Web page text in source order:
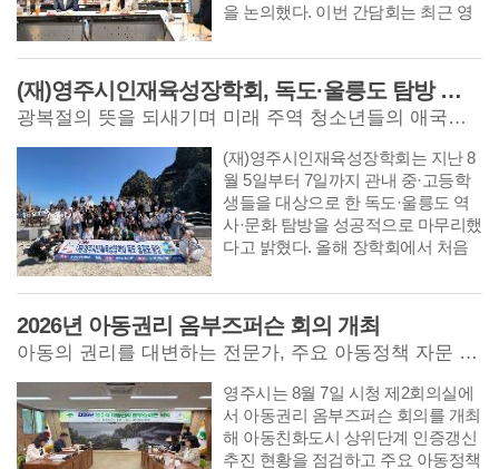
을 논의했다. 이번 간담회는 최근 영
정 지원 등에 관한
(재)영주시인재육성장학회, 독도·울릉도 탐방 성공적 마무리
광복절의 뜻을 되새기며 미래 주역 청소년들의 애국심 및 국토 수호 의지 다져
(재)영주시인재육성장학회는 지난 8
월 5일부터 7일까지 관내 중·고등학
생들을 대상으로 한 독도·울릉도 역
사·문화 탐방을 성공적으로 마무리했
다고 밝혔다. 올해 장학회에서 처음
을 되찾은 광복절의
2026년 아동권리 옴부즈퍼슨 회의 개최
아동의 권리를 대변하는 전문가, 주요 아동정책 자문 나서...
영주시는 8월 7일 시청 제2회의실에
서 아동권리 옴부즈퍼슨 회의를 개최
해 아동친화도시 상위단계 인증갱신
추진 현황을 점검하고 주요 아동정책